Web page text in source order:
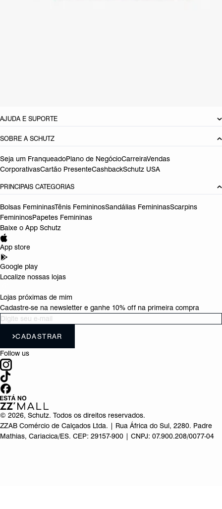
AJUDA E SUPORTE
SOBRE A SCHUTZ
Seja um FranqueadoPlano de NegócioCarreiraVendas
CorporativasCartão PresenteCashbackSchutz USA
PRINCIPAIS CATEGORIAS
Bolsas FemininasTênis FemininosSandálias FemininasScarpins
FemininosPapetes Femininas
Baixe o App Schutz
App store
Google play
Localize nossas lojas
Lojas próximas de mim
Cadastre-se na newsletter e ganhe 10% off na primeira compra
CADASTRAR
Follow us
© 2026, Schutz. Todos os direitos reservados.
ZZAB Comércio de Calçados Ltda. | Rua África do Sul, 2280. Padre
Mathias, Cariacica/ES. CEP: 29157-900 | CNPJ: 07.900.208/0077-04